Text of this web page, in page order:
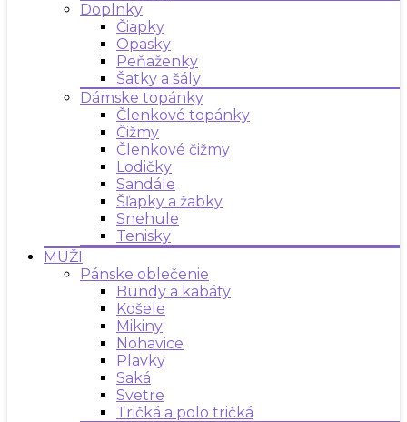
Doplnky
Čiapky
Opasky
Peňaženky
Šatky a šály
Dámske topánky
Členkové topánky
Čižmy
Členkové čižmy
Lodičky
Sandále
Šľapky a žabky
Snehule
Tenisky
MUŽI
Pánske oblečenie
Bundy a kabáty
Košele
Mikiny
Nohavice
Plavky
Saká
Svetre
Tričká a polo tričká